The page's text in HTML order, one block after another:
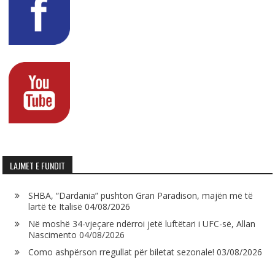
LAJMET E FUNDIT
SHBA, “Dardania” pushton Gran Paradison, majën më të
lartë të Italisë 04/08/2026
Në moshë 34-vjeçare ndërroi jetë luftëtari i UFC-së, Allan
Nascimento 04/08/2026
Como ashpërson rregullat për biletat sezonale! 03/08/2026